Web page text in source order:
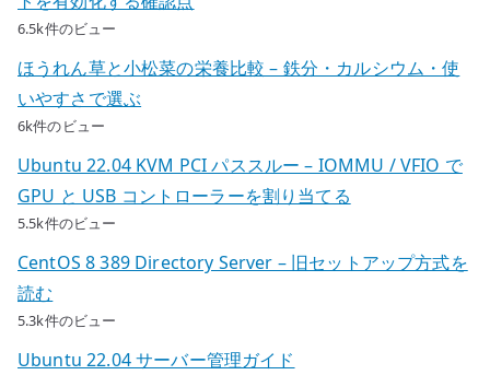
6.5k件のビュー
ほうれん草と小松菜の栄養比較 – 鉄分・カルシウム・使
いやすさで選ぶ
6k件のビュー
Ubuntu 22.04 KVM PCI パススルー – IOMMU / VFIO で
GPU と USB コントローラーを割り当てる
5.5k件のビュー
CentOS 8 389 Directory Server – 旧セットアップ方式を
読む
5.3k件のビュー
Ubuntu 22.04 サーバー管理ガイド